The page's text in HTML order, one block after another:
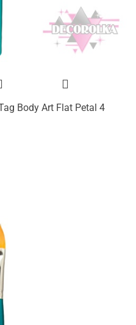
Body Art Flat Petal 4